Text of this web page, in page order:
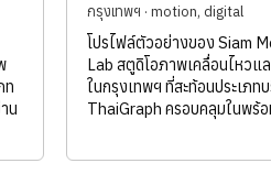
ท
น
กรุงเทพฯ · motion, digital
โปรไฟล์ตัวอย่างของ Siam
Lab สตูดิโอภาพเคลื่อนไหวแล
ในกรุงเทพฯ ที่สะท้อนประเภท
ThaiGraph ครอบคลุมในพร้